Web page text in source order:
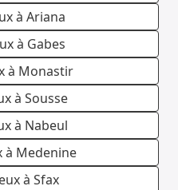
à Ariana
à Gabes
à Monastir
à Sousse
à Nabeul
à Medenine
à Sfax